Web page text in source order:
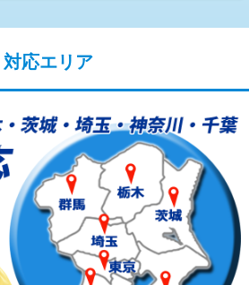
VP・HI）使
+8,800円
グ鋼管・銅
/3ｍまで)
44,000円
グ鋼管・銅
+8,800円
対応エリア